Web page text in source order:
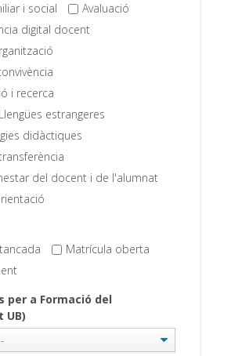
i social
Avaluació
digital docent
i recerca
estrangeres
didàctiques
del docent i de l'alumnat
Matrícula oberta
per a Formació del
UB)